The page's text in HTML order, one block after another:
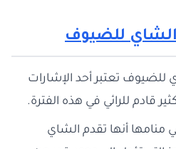
للضيوف
للضيوف تعتبر أحد الإشارات
قادم للرائي في هذه الفترة.
منامها أنها تقدم الشاي